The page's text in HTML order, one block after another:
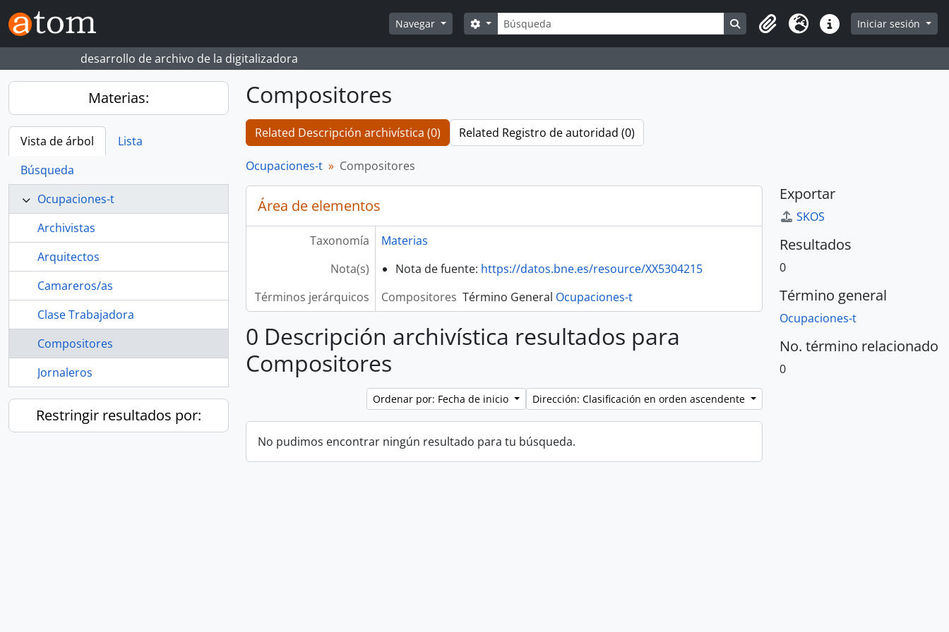
Skip to main content
Navegar
Búsqueda
Search options Search in browse page
Portapapeles
Idioma Enlaces rápidos
Iniciar sesión
desarrollo de archivo de la digitalizadora
Materias:
Vista de árbol
Lista
Búsqueda
Ocupaciones-t
Archivistas
Arquitectos
Camareros/as
Clase Trabajadora
Compositores
Jornaleros
Restringir resultados por:
Compositores
Related Descripción archivística (0) Related Registro de autoridad (0)
Ocupaciones-t Compositores
Área de elementos
Taxonomía
Materias
Nota(s)
Nota de fuente: https://datos.bne.es/resource/XX5304215
Términos jerárquicos
Compositores Término General Ocupaciones-t
0 Descripción archivística resultados para
Compositores
Ordenar por: Fecha de inicio Dirección: Clasificación en orden ascendente
No pudimos encontrar ningún resultado para tu búsqueda.
Exportar
SKOS
Resultados
0
Término general
Ocupaciones-t
No. término relacionado
0